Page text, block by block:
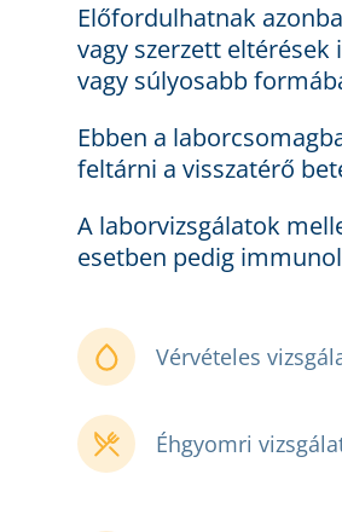
Előfordulhatnak
vagy szerzett
vagy súlyosabb
Ebben a
feltárni a visszatérő
A laborvizsgálatok
esetben pedig
Vérvételes
Éhgyomri